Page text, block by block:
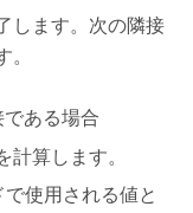
します。次の隣接
ある場合
算します。
で使用される値と